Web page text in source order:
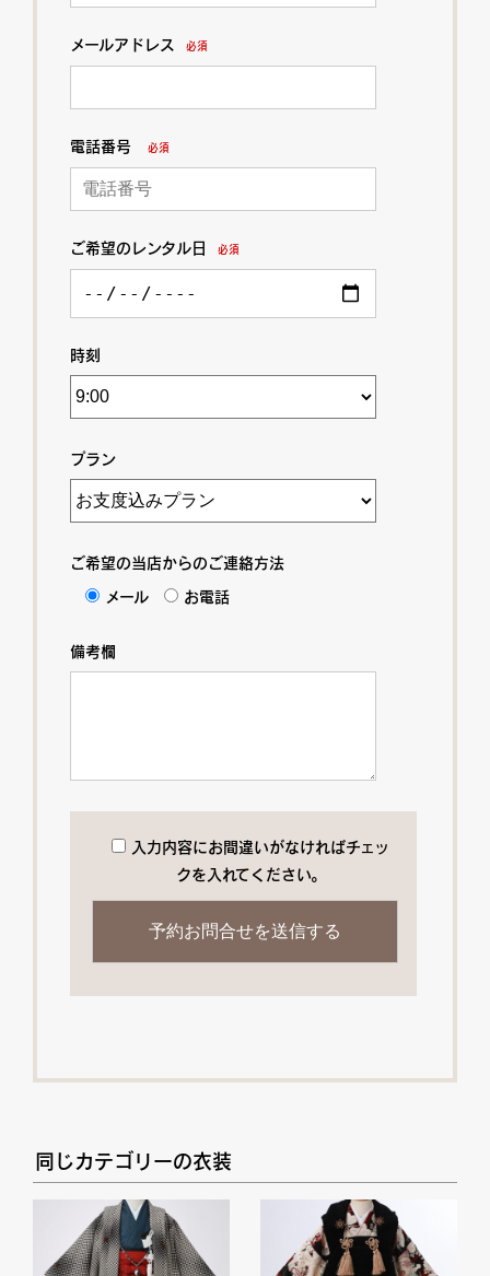
メールアドレス 必須
電話番号 必須
ご希望のレンタル日 必須
時刻
プラン
ご希望の当店からのご連絡方法
メール お電話
備考欄
入力内容にお間違いがなければチェッ
クを入れてください。
同じカテゴリーの衣装